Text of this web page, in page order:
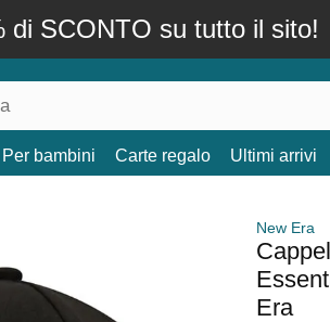
di SCONTO su tutto il sito!
Per bambini Carte regalo Ultimi arrivi
New Era
Era